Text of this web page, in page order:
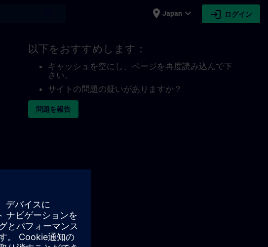
place Japan expand_more login ログイン
以下をおすすめします：
キャッシュを空にし、ページを再度読み込んで下
さい。
サイトの問題の疑いがありますか？
問題を報告